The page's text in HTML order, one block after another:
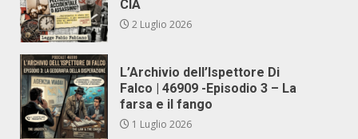
CIA
2 Luglio 2026
L’Archivio dell’Ispettore Di
Falco | 46909 -Episodio 3 – La
farsa e il fango
1 Luglio 2026